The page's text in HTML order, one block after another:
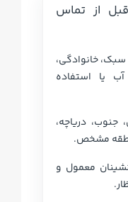
از تماس
خانوادگی،
یا استفاده
جنوب، دریاچه،
مشخص.
معمول و